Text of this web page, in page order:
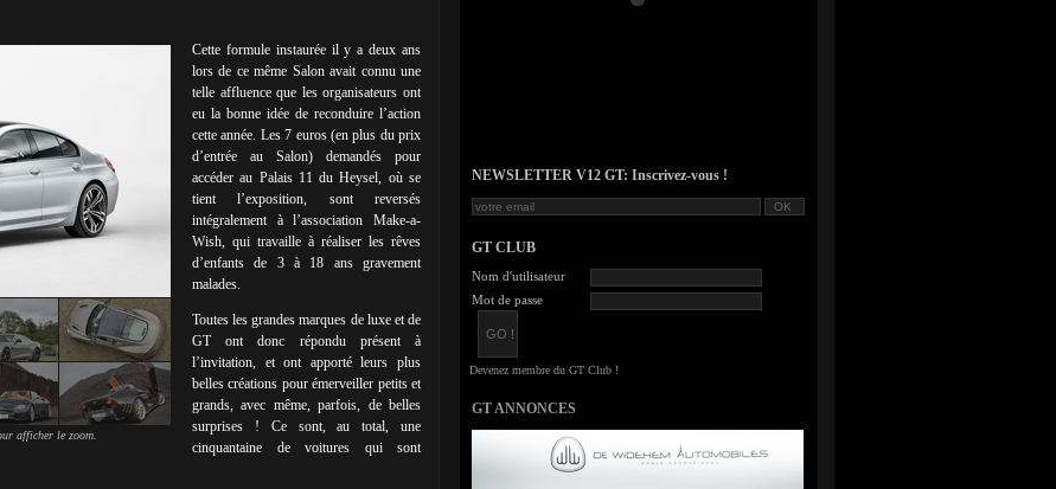
afficher le zoom.
Cette formule instaurée il y a deux ans
lors de ce même Salon avait connu une
telle affluence que les organisateurs ont
eu la bonne idée de reconduire l’action
cette année. Les 7 euros (en plus du prix
d’entrée au Salon) demandés pour
accéder au Palais 11 du Heysel, où se
tient l’exposition, sont reversés
intégralement à l’association Make-a-
Wish, qui travaille à réaliser les rêves
d’enfants de 3 à 18 ans gravement
malades.
Toutes les grandes marques de luxe et de
GT ont donc répondu présent à
l’invitation, et ont apporté leurs plus
belles créations pour émerveiller petits et
grands, avec même, parfois, de belles
surprises ! Ce sont, au total, une
cinquantaine de voitures qui sont
NEWSLETTER V12 GT: Inscrivez-vous !
GT CLUB
Nom d'utilisateur
Mot de passe
GT ANNONCES